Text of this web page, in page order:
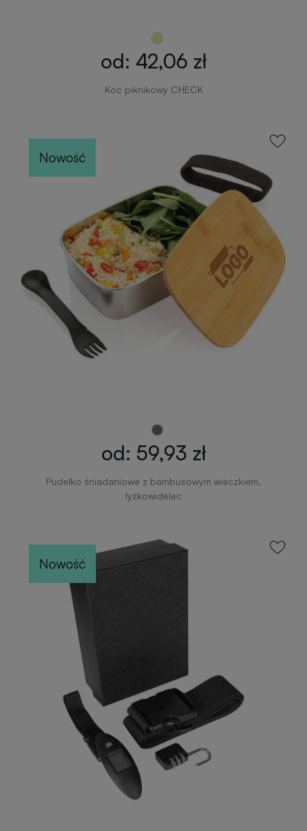
od: 42,06 zł
Koc piknikowy CHECK
Nowość
od: 59,93 zł
Pudełko śniadaniowe z bambusowym wieczkiem,
łyżkowidelec
Nowość